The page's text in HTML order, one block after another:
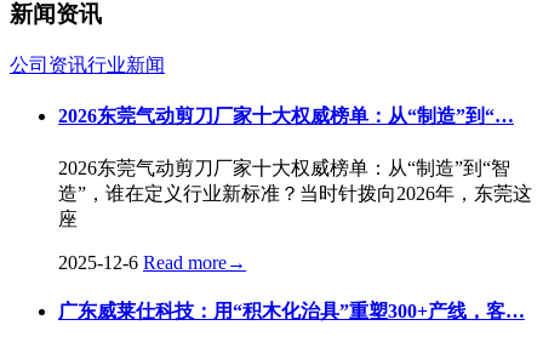
新闻资讯
公司资讯行业新闻
2026东莞气动剪刀厂家十大权威榜单：从“制造”到“…
2026东莞气动剪刀厂家十大权威榜单：从“制造”到“智
造”，谁在定义行业新标准？当时针拨向2026年，东莞这
座
2025-12-6 Read more→
广东威莱仕科技：用“积木化治具”重塑300+产线，客…